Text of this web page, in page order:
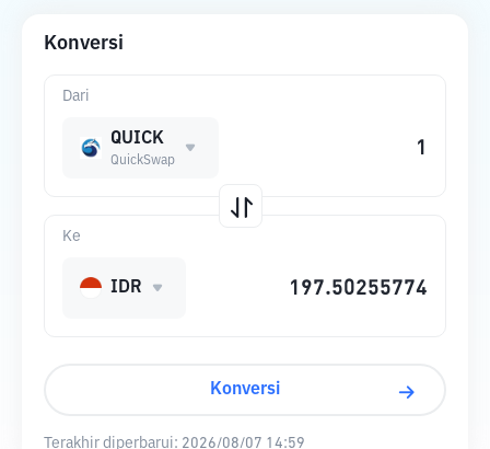
Konversi
Dari
QUICK
QuickSwap
Ke
IDR
Konversi
Terakhir diperbarui: 2026/08/07 14:59